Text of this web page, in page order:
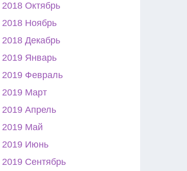
2018 Октябрь
2018 Ноябрь
2018 Декабрь
2019 Январь
2019 Февраль
2019 Март
2019 Апрель
2019 Май
2019 Июнь
2019 Сентябрь